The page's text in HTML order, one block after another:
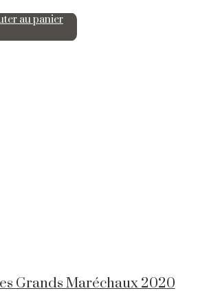
au panier
Grands Maréchaux 2020